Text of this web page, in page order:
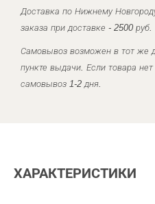
Доставка по Нижнему
заказа при доставке - 2500 руб.
Самовывоз возможен в тот же
пункте выдачи. Если товара
самовывоз 1-2 дня.
ХАРАКТЕРИСТИКИ